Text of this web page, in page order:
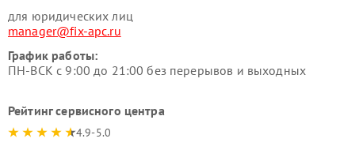
для юридических лиц
manager@fix-apc.ru
График работы:
ПН-ВСК с 9:00 до 21:00 без перерывов и выходных
Рейтинг сервисного центра
4.9-5.0